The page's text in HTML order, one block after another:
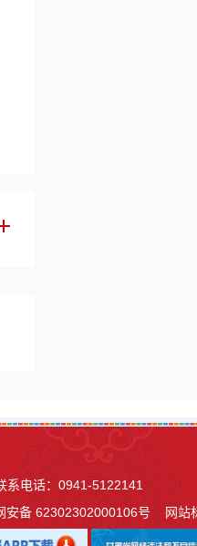
电话：0941-5122141
安备 62302302000106号网站